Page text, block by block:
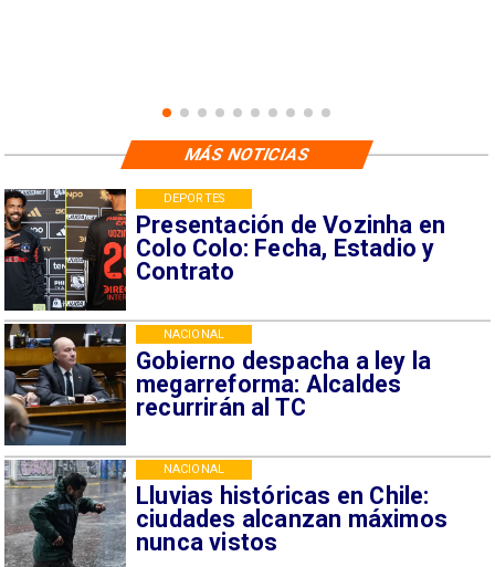
Presentación de Vozinha en
Colo Colo: Fecha, Estadio y
Contrato
DEPORTES
Gobierno despacha a ley la
megarreforma: Alcaldes
recurrirán al TC
NACIONAL
Lluvias históricas en Chile:
ciudades alcanzan máximos
nunca vistos
NACIONAL
MÁS NOTICIAS